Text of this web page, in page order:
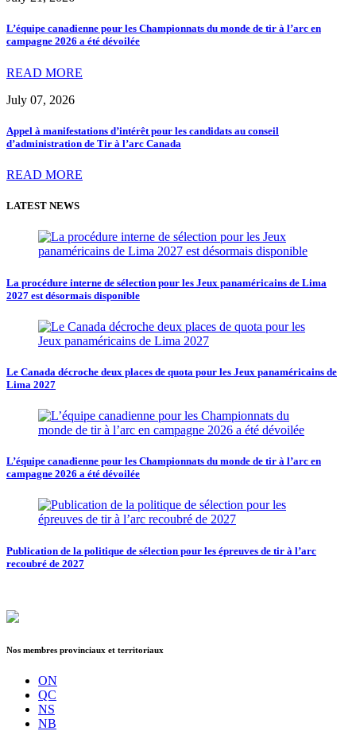
L’équipe canadienne pour les Championnats du monde de tir à l’arc en
campagne 2026 a été dévoilée
READ MORE
July 07, 2026
Appel à manifestations d’intérêt pour les candidats au conseil
d’administration de Tir à l’arc Canada
READ MORE
LATEST NEWS
La procédure interne de sélection pour les Jeux panaméricains de Lima
2027 est désormais disponible
Le Canada décroche deux places de quota pour les Jeux panaméricains de
Lima 2027
L’équipe canadienne pour les Championnats du monde de tir à l’arc en
campagne 2026 a été dévoilée
Publication de la politique de sélection pour les épreuves de tir à l’arc
recoubré de 2027
Nos membres provinciaux et territoriaux
ON
QC
NS
NB